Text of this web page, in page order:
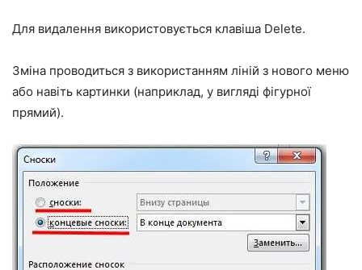
Для видалення використовується клавіша Delete.
Зміна проводиться з використанням ліній з нового меню
або навіть картинки (наприклад, у вигляді фігурної
прямий).